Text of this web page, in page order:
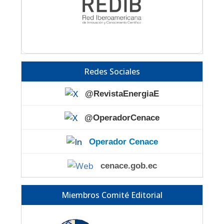
Redes Sociales
@RevistaEnergiaE
@OperadorCenace
Operador Cenace
cenace.gob.ec
Miembros Comité Editorial